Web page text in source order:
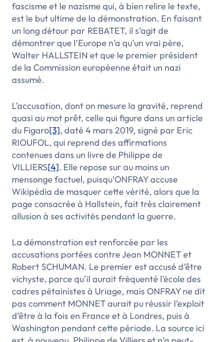
fascisme et le nazisme qui, à bien relire le texte,
est le but ultime de la démonstration. En faisant
un long détour par REBATET, il s’agit de
démontrer que l’Europe n’a qu’un vrai père,
Walter HALLSTEIN et que le premier président
de la Commission européenne était un nazi
assumé.
L’accusation, dont on mesure la gravité, reprend
quasi au mot prêt, celle qui figure dans un article
du Figaro[3], daté 4 mars 2019, signé par Eric
RIOUFOL, qui reprend des affirmations
contenues dans un livre de Philippe de
VILLIERS[4]. Elle repose sur au moins un
mensonge factuel, puisqu’ONFRAY accuse
Wikipédia de masquer cette vérité, alors que la
page consacrée à Hallstein, fait très clairement
allusion à ses activités pendant la guerre.
La démonstration est renforcée par les
accusations portées contre Jean MONNET et
Robert SCHUMAN. Le premier est accusé d’être
vichyste, parce qu’il aurait fréquenté l’école des
cadres pétainistes à Uriage, mais ONFRAY ne dit
pas comment MONNET aurait pu réussir l’exploit
d’être à la fois en France et à Londres, puis à
Washington pendant cette période. La source ici